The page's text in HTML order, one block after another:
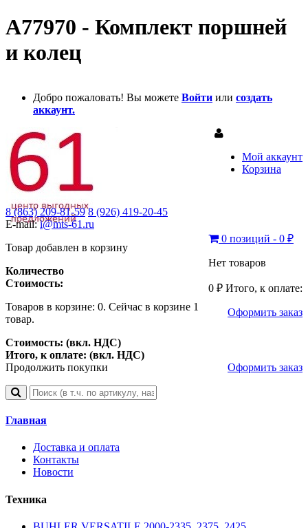
A77970 - Комплект поршней
и колец
Добро пожаловать! Вы можете Войти или создать
аккаунт.
Мой аккаунт
Корзина
8 (863) 209-81-59 8 (926) 419-20-45
E-mail:i@mts-61.ru
0 позиций - 0 ₽
Нет товаров
0 ₽ Итого, к оплате:
Оформить заказ
Товар добавлен в корзину
Количество
Стоимость:
Товаров в корзине: 0. Сейчас в корзине 1
товар.
Стоимость: (вкл. НДС)
Итого, к оплате: (вкл. НДС)
Продолжить покупки
Оформить заказ
Главная
Доставка и оплата
Контакты
Новости
Техника